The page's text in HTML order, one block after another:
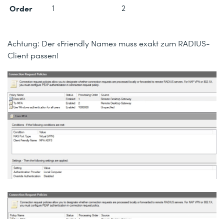
Order 1 2
Achtung: Der «Friendly Name» muss exakt zum RADIUS-
Client passen!